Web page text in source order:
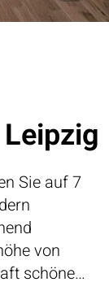
Sie auf 7
von
schönes